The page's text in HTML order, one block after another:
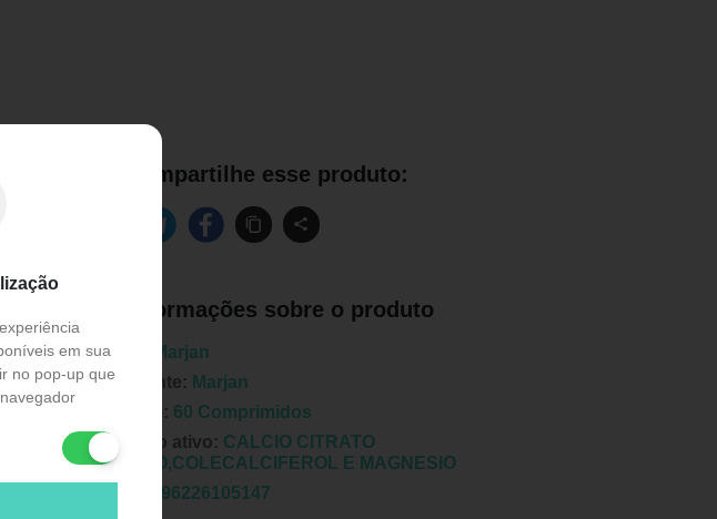
em sua
no pop-up que
Compartilhe esse produto:
Informações sobre o produto
Marca:
Marjan
Fabricante: Marjan
Unidade: 60 Comprimidos
Principio ativo: CALCIO CITRATO
MALATO,COLECALCIFEROL E MAGNESIO
7896226105147